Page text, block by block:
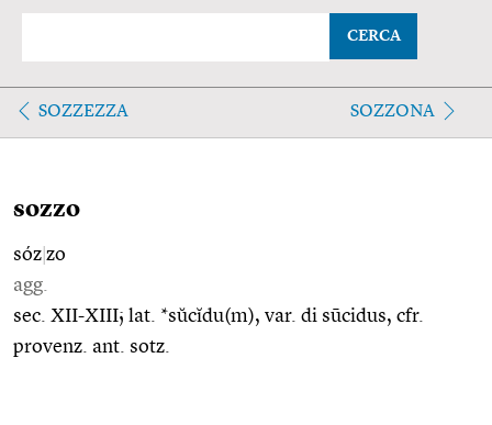
CERCA
SOZZEZZA SOZZONA
sozzo
sóz zo
agg.
sec. XII-XIII; lat. *sŭcĭdu(m), var. di sūcidus, cfr.
provenz. ant. sotz.